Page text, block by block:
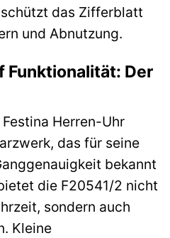
das Zifferblatt
und Abnutzung.
Funktionalität: Der
Herren-Uhr
das für seine
bekannt
die F20541/2 nicht
sondern auch
Kleine